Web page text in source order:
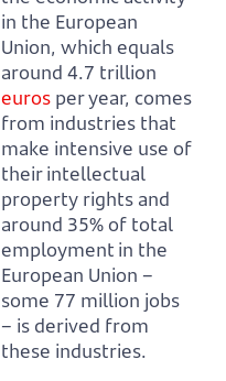
in the European
Union, which equals
around 4.7 trillion
euros per year, comes
from industries that
make intensive use of
their intellectual
property rights and
around 35% of total
employment in the
European Union –
some 77 million jobs
– is derived from
these industries.